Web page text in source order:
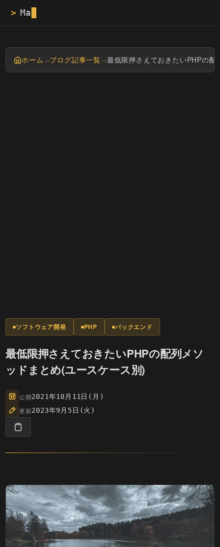
> Masayan tech b
ホーム→ブログ記事一覧→最低限押さえておきたいPHPの
ソフトウェア開発 PHP バックエンド
最低限押さえておきたいPHPの配列メソ
ッドまとめ(ユースケース別)
公開2021年10月11日(月)
更新2023年9月5日(火)